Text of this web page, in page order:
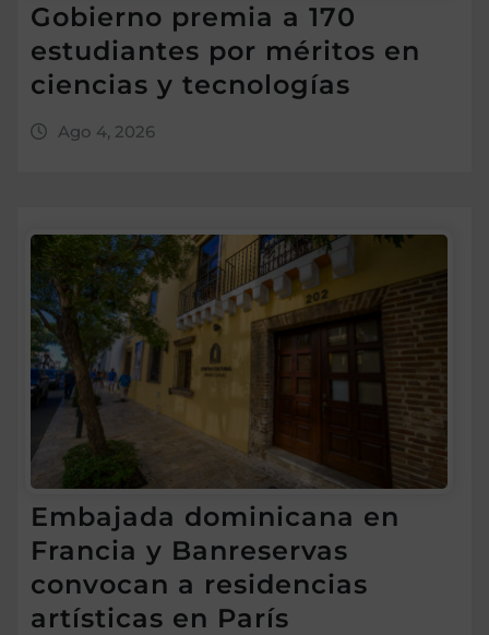
Gobierno premia a 170
estudiantes por méritos en
ciencias y tecnologías
Ago 4, 2026
Embajada dominicana en
Francia y Banreservas
convocan a residencias
artísticas en París